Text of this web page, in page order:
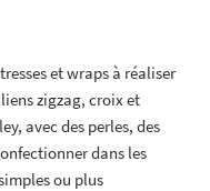
et wraps à réaliser
zigzag, croix et
avec des perles, des
dans les
ou plus